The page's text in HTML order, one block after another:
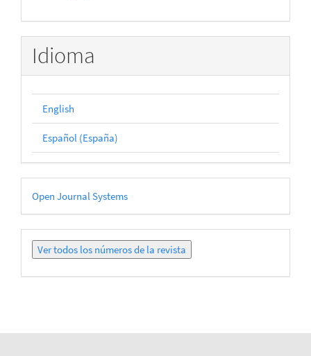
Idioma
English
Español (España)
Desarrollado
por
Open Journal Systems
Ver
todos